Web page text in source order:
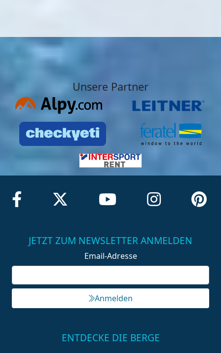
Unsere Partner
JETZT ZUM NEWSLETTER ANMELDEN
Email-Adresse
Anmelden
ENTDECKE DIE BERGE